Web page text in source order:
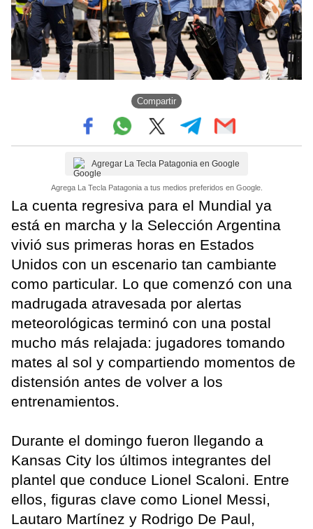
Compartir
Agregar La Tecla Patagonia en Google
Agrega La Tecla Patagonia a tus medios preferidos en Google.
La cuenta regresiva para el Mundial ya
está en marcha y la Selección Argentina
vivió sus primeras horas en Estados
Unidos con un escenario tan cambiante
como particular. Lo que comenzó con una
madrugada atravesada por alertas
meteorológicas terminó con una postal
mucho más relajada: jugadores tomando
mates al sol y compartiendo momentos de
distensión antes de volver a los
entrenamientos.
Durante el domingo fueron llegando a
Kansas City los últimos integrantes del
plantel que conduce Lionel Scaloni. Entre
ellos, figuras clave como Lionel Messi,
Lautaro Martínez y Rodrigo De Paul,